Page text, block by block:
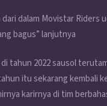
dalam Movistar Riders
bagus” lanjutnya
tahun 2022 sausol
itu sekarang kembali
karirnya di tim